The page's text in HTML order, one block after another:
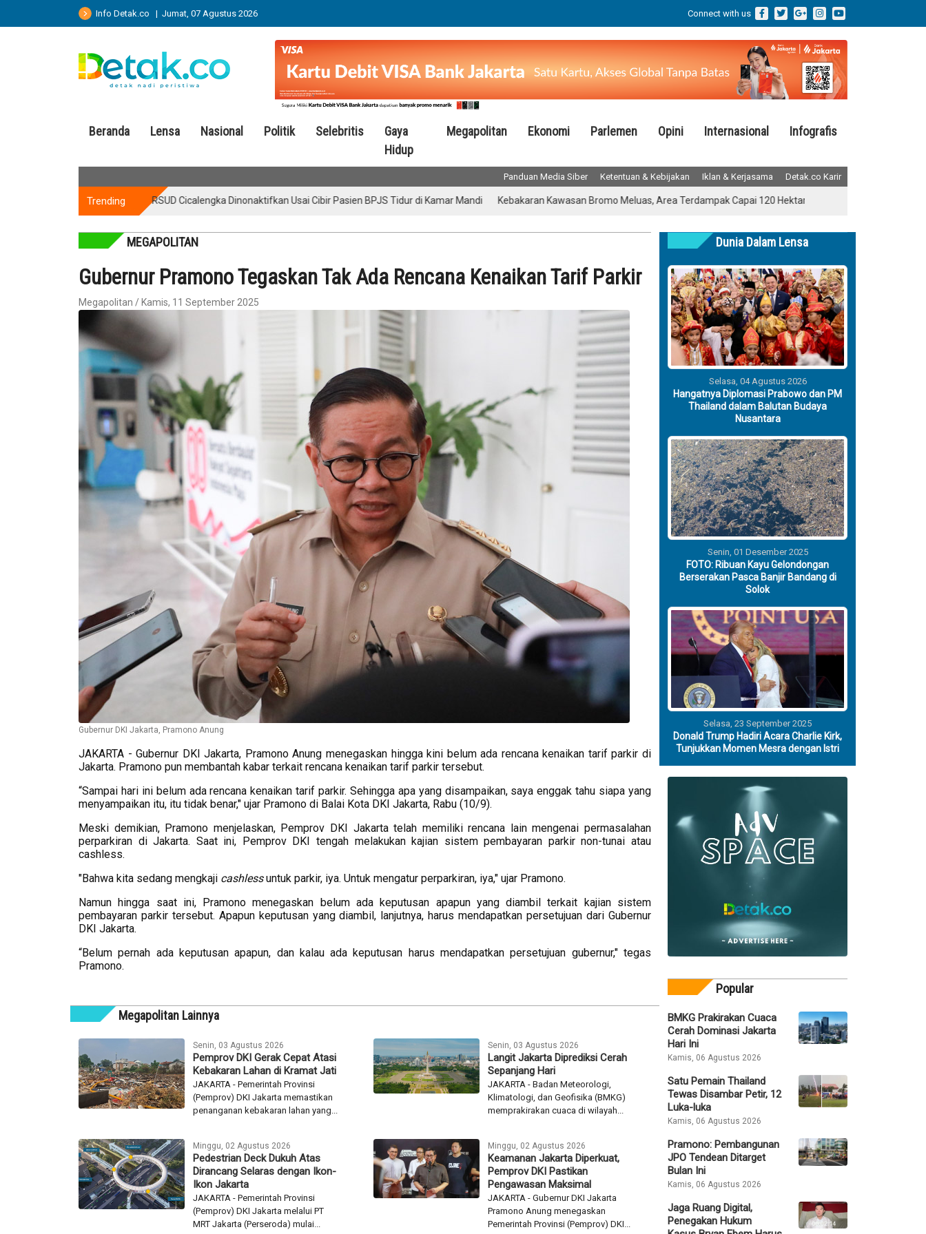
Info Detak.co | Jumat, 07 Agustus 2026 Connect with us
Beranda Lensa Nasional Politik Selebritis
Gaya
Hidup
Megapolitan Ekonomi Parlemen Opini Internasional Infografis
Panduan Media Siber Ketentuan & Kebijakan Iklan & Kerjasama Detak.co Karir
Trending
Perawat RSUD Cicalengka Dinonaktifkan Usai Cibir Pasien BPJS Tidur di Kamar Mandi Kebakaran Kawasan Bromo Meluas, Area Terdampak Capai 120 Hektare Terungkap! Pihak Sekolah
MEGAPOLITAN
Gubernur Pramono Tegaskan Tak Ada Rencana Kenaikan Tarif Parkir
Megapolitan / Kamis, 11 September 2025
Gubernur DKI Jakarta, Pramono Anung
JAKARTA - Gubernur DKI Jakarta, Pramono Anung menegaskan hingga kini belum ada rencana kenaikan tarif parkir di
Jakarta. Pramono pun membantah kabar terkait rencana kenaikan tarif parkir tersebut.
“Sampai hari ini belum ada rencana kenaikan tarif parkir. Sehingga apa yang disampaikan, saya enggak tahu siapa yang
menyampaikan itu, itu tidak benar," ujar Pramono di Balai Kota DKI Jakarta, Rabu (10/9).
Meski demikian, Pramono menjelaskan, Pemprov DKI Jakarta telah memiliki rencana lain mengenai permasalahan
perparkiran di Jakarta. Saat ini, Pemprov DKI tengah melakukan kajian sistem pembayaran parkir non-tunai atau
cashless.
"Bahwa kita sedang mengkaji cashlessuntuk parkir, iya. Untuk mengatur perparkiran, iya," ujar Pramono.
Namun hingga saat ini, Pramono menegaskan belum ada keputusan apapun yang diambil terkait kajian sistem
pembayaran parkir tersebut. Apapun keputusan yang diambil, lanjutnya, harus mendapatkan persetujuan dari Gubernur
DKI Jakarta.
“Belum pernah ada keputusan apapun, dan kalau ada keputusan harus mendapatkan persetujuan gubernur," tegas
Pramono.
Megapolitan Lainnya
Senin, 03 Agustus 2026
Pemprov DKI Gerak Cepat Atasi
Kebakaran Lahan di Kramat Jati
JAKARTA - Pemerintah Provinsi
(Pemprov) DKI Jakarta memastikan
penanganan kebakaran lahan yang...
Senin, 03 Agustus 2026
Langit Jakarta Diprediksi Cerah
Sepanjang Hari
JAKARTA - Badan Meteorologi,
Klimatologi, dan Geofisika (BMKG)
memprakirakan cuaca di wilayah...
Minggu, 02 Agustus 2026
Pedestrian Deck Dukuh Atas
Dirancang Selaras dengan Ikon-
Ikon Jakarta
JAKARTA - Pemerintah Provinsi
(Pemprov) DKI Jakarta melalui PT
MRT Jakarta (Perseroda) mulai...
Minggu, 02 Agustus 2026
Keamanan Jakarta Diperkuat,
Pemprov DKI Pastikan
Pengawasan Maksimal
JAKARTA - Gubernur DKI Jakarta
Pramono Anung menegaskan
Pemerintah Provinsi (Pemprov) DKI...
Dunia Dalam Lensa
Selasa, 04 Agustus 2026
Hangatnya Diplomasi Prabowo dan PM
Thailand dalam Balutan Budaya
Nusantara
Senin, 01 Desember 2025
FOTO: Ribuan Kayu Gelondongan
Berserakan Pasca Banjir Bandang di
Solok
Selasa, 23 September 2025
Donald Trump Hadiri Acara Charlie Kirk,
Tunjukkan Momen Mesra dengan Istri
Popular
BMKG Prakirakan Cuaca
Cerah Dominasi Jakarta
Hari Ini
Kamis, 06 Agustus 2026
Satu Pemain Thailand
Tewas Disambar Petir, 12
Luka-luka
Kamis, 06 Agustus 2026
Pramono: Pembangunan
JPO Tendean Ditarget
Bulan Ini
Kamis, 06 Agustus 2026
Jaga Ruang Digital,
Penegakan Hukum